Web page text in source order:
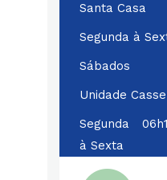
Santa Casa
Segunda à
Sábados
Unidade
Segunda
à Sexta